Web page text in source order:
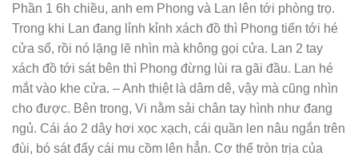
Phần 1 6h chiều, anh em Phong và Lan lên tới phòng trọ.
Trong khi Lan đang lỉnh kỉnh xách đồ thì Phong tiến tới hé
cửa sổ, rồi nó lặng lẽ nhìn mà không gọi cửa. Lan 2 tay
xách đồ tới sát bên thì Phong đừng lùi ra gãi đầu. Lan hé
mắt vào khe cửa. – Anh thiệt là dâm dê, vậy mà cũng nhìn
cho được. Bên trong, Vi nằm sải chân tay hình như đang
ngủ. Cái áo 2 dây hơi xọc xạch, cái quần len nâu ngắn trên
đùi, bó sát đẩy cái mu cồm lên hẳn. Cơ thể tròn trịa của